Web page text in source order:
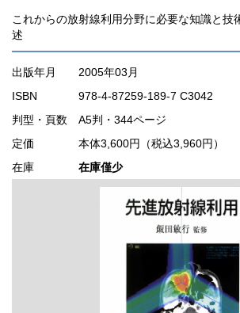
これからの放射線利用分野に必要な知識と技
述
出版年月
2005年03月
ISBN
978-4-87259-189-7 C3042
判型・頁数 A5判・344ページ
定価
本体3,600円（税込3,960円）
在庫
在庫僅少